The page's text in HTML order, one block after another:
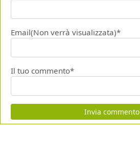
Email(Non verrà visualizzata)*
Il tuo commento*
Invia commento